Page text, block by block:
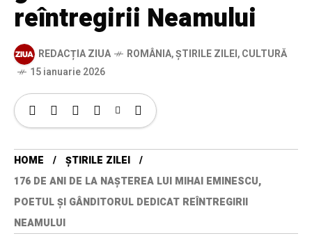
reîntregirii Neamului
REDACȚIA ZIUA ROMÂNIA,ȘTIRILE ZILEI,CULTURĂ
15 ianuarie 2026
HOME
ȘTIRILE ZILEI
176 DE ANI DE LA NAȘTEREA LUI MIHAI EMINESCU,
POETUL ȘI GÂNDITORUL DEDICAT REÎNTREGIRII
NEAMULUI